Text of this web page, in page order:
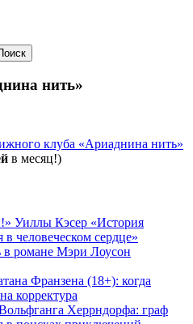
нить»
клуба «Ариаднина нить»
в месяц!)
Уиллы Кэсер «История
человеческом сердце»
в романе Мэри Лоусон
Франзена (18+): когда
корректура
Херрндорфа: граф